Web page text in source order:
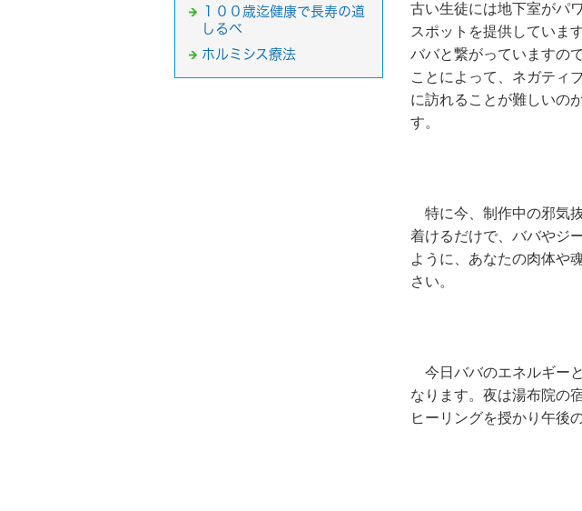
古い生徒には地下室がパ
スポットを提供していま
ババと繋がっていますの
ことによって、ネガティ
に訪れることが難しいの
す。
特に今、制作中の邪気
着けるだけで、ババやジ
ように、あなたの肉体や
さい。
今日ババのエネルギー
なります。夜は湯布院の
ヒーリングを授かり午後
１００歳迄健康で長寿の道
しるべ
ホルミシス療法